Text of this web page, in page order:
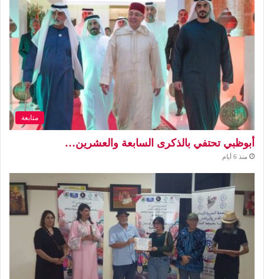
متابعة
أبوظبي تحتفي بالذكرى السابعة والعشرين…
منذ 6 أيام